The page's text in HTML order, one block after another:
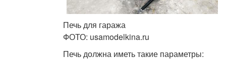
Печь для гаража
ФОТО: usamodelkina.ru
Печь должна иметь такие параметры: